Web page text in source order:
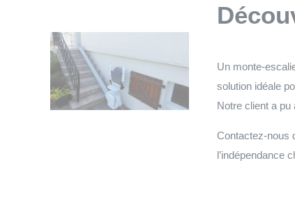
Un monte-
solution idéale
Notre client a
Contactez-nous
l’indépendance